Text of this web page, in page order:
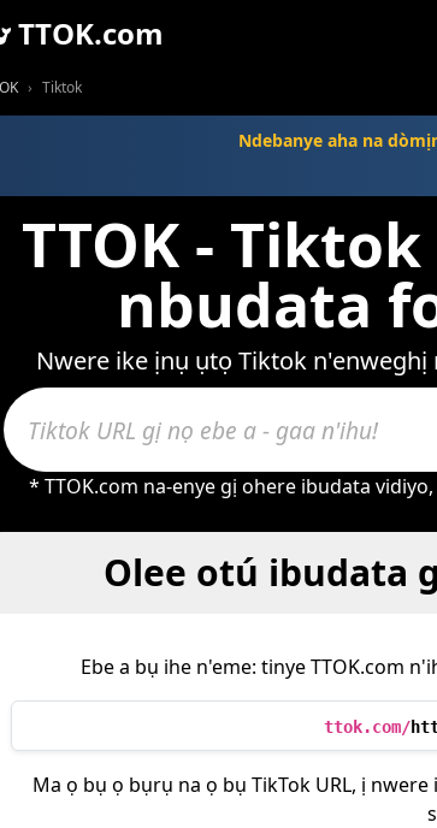
TTOK.com
Tiktok
Ndebanye aha na
TTOK -
nbudata
Nwere ike ịnụ ụtọ Tiktok
* TTOK.com na-enye gị ohere ibudata
Olee otú ibudata
Ebe a bụ ihe n'eme: tinye TTOK.com
ttok.com/
Ma ọ bụ ọ bụrụ na ọ bụ TikTok URL, ị